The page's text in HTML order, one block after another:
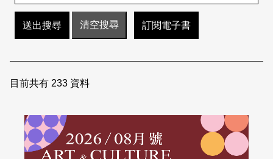
刊物索取地點
訂閱文化快遞
刊登活動
日本語 登入/註冊
訂閱電子書
目前共有 233 資料